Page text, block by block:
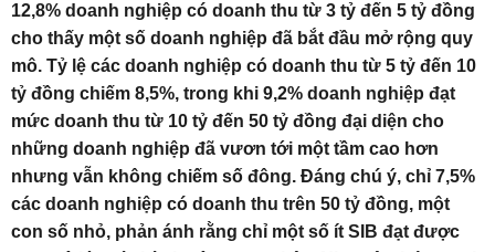
12,8% doanh nghiệp có doanh thu từ 3 tỷ đến 5 tỷ đồng
cho thấy một số doanh nghiệp đã bắt đầu mở rộng quy
mô. Tỷ lệ các doanh nghiệp có doanh thu từ 5 tỷ đến 10
tỷ đồng chiếm 8,5%, trong khi 9,2% doanh nghiệp đạt
mức doanh thu từ 10 tỷ đến 50 tỷ đồng đại diện cho
những doanh nghiệp đã vươn tới một tầm cao hơn
nhưng vẫn không chiếm số đông. Đáng chú ý, chỉ 7,5%
các doanh nghiệp có doanh thu trên 50 tỷ đồng, một
con số nhỏ, phản ánh rằng chỉ một số ít SIB đạt được